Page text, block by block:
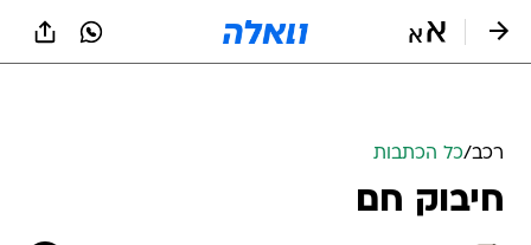
רכב/כל הכתבות
חיבוק חם